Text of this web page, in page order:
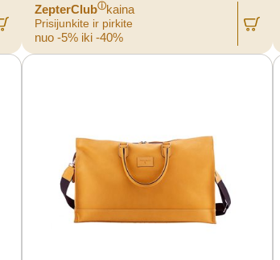
ZepterClubⓘkaina
Prisijunkite ir pirkite
nuo -5% iki -40%